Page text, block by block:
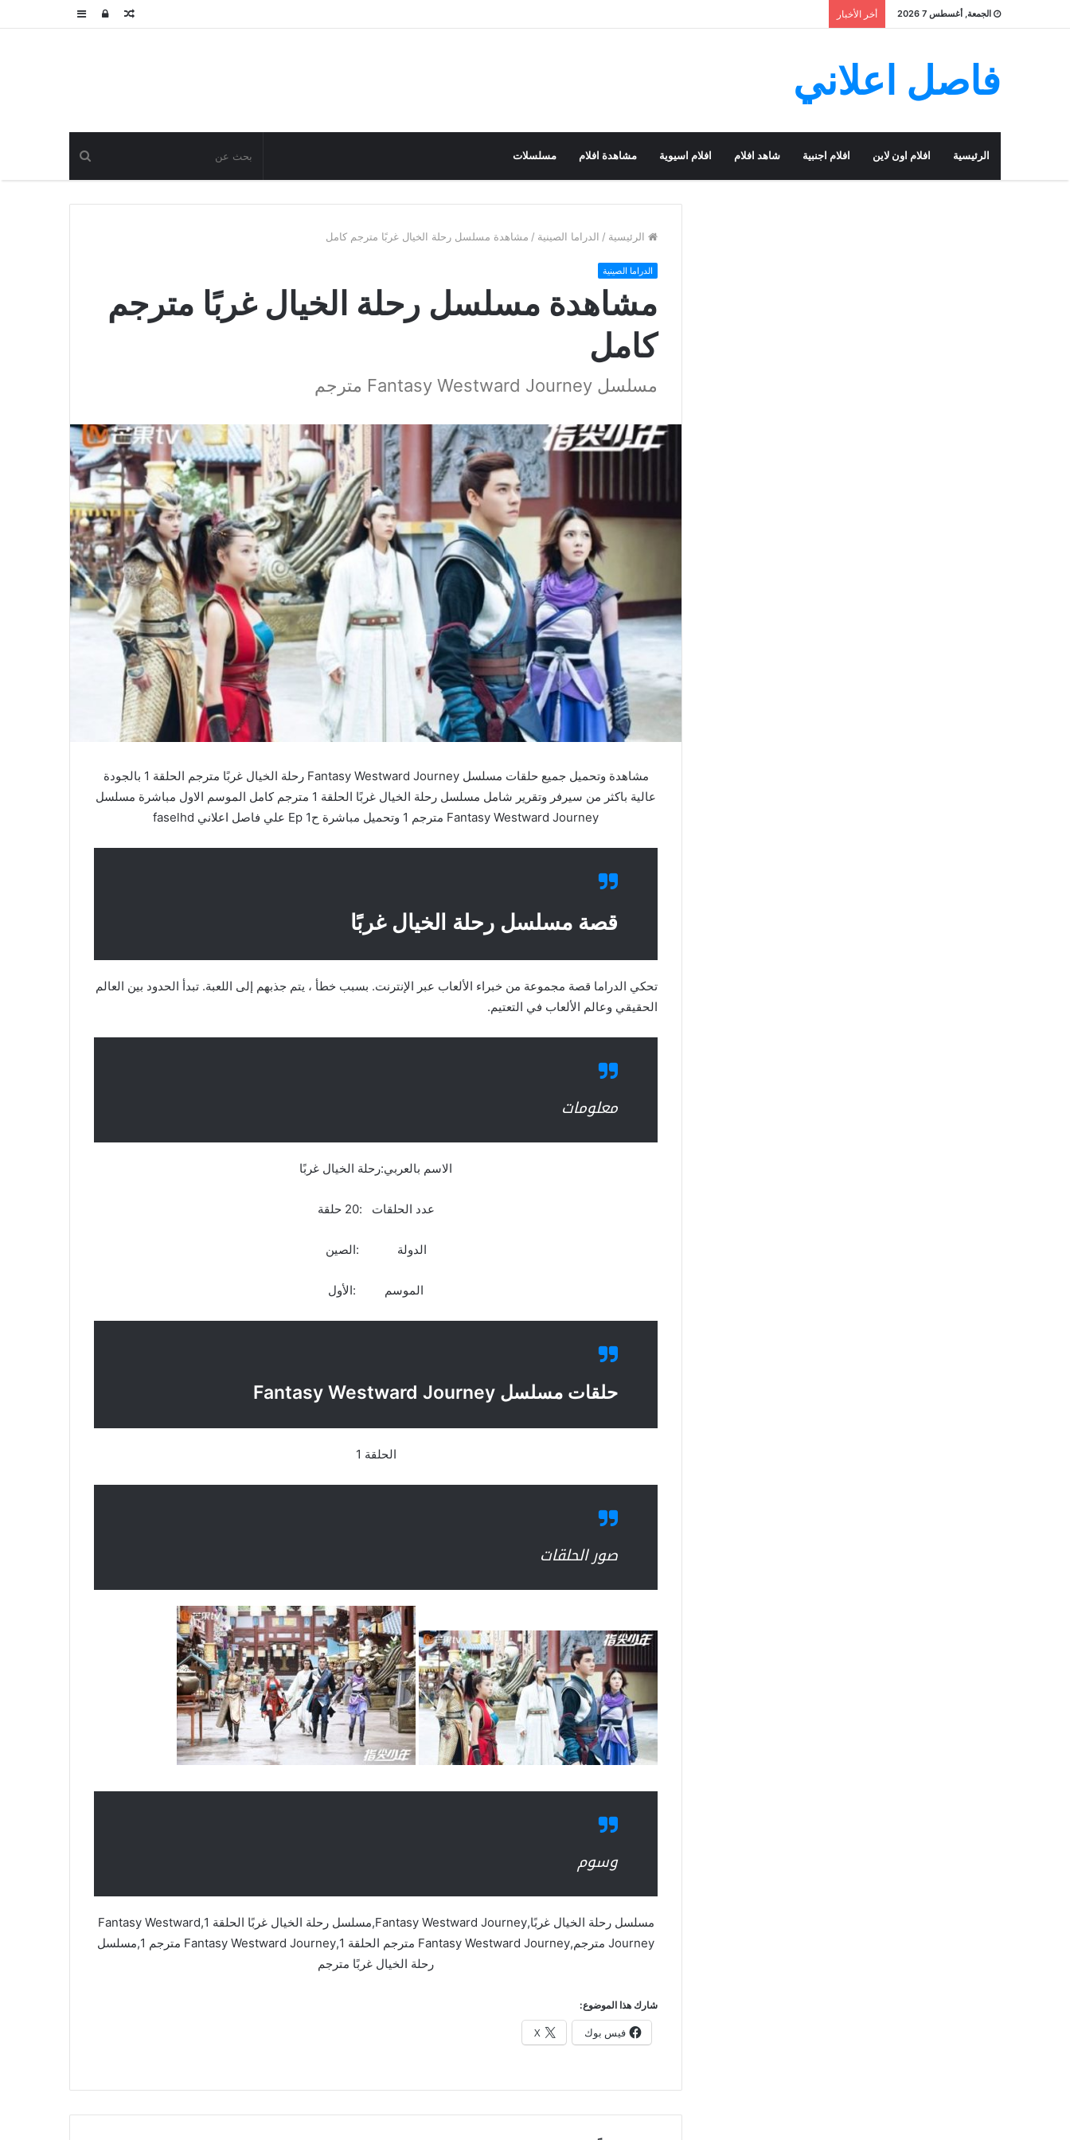
الجمعة, أغسطس 7 2026 أخر الأخبار عمودتسجيلمقال
فاصل اعلاني
الرئيسية افلام اون لاين افلام اجنبية شاهد افلام افلام اسيوية مشاهدة افلام مسلسلات
الرئيسية / الدراما الصينية / مشاهدة مسلسل رحلة الخيال غربًا مترجم كامل
الدراما الصينية
مشاهدة مسلسل رحلة الخيال غربًا مترجم
كامل
مسلسل Fantasy Westward Journey مترجم
مشاهدة وتحميل جميع حلقات مسلسل Fantasy Westward Journey رحلة الخيال غربًا مترجم الحلقة 1 بالجودة
عالية باكثر من سيرفر وتقرير شامل مسلسل رحلة الخيال غربًا الحلقة 1 مترجم كامل الموسم الاول مباشرة مسلسل
Fantasy Westward Journey مترجم 1 وتحميل مباشرة ح1 Ep علي فاصل اعلاني faselhd
قصة مسلسل رحلة الخيال غربًا
تحكي الدراما قصة مجموعة من خبراء الألعاب عبر الإنترنت. بسبب خطأ ، يتم جذبهم إلى اللعبة. تبدأ الحدود بين العالم
الحقيقي وعالم الألعاب في التعتيم.
معلومات
الاسم بالعربي:رحلة الخيال غربًا
عدد الحلقات :20 حلقة
الدولة :الصين
الموسم :الأول
حلقات مسلسل Fantasy Westward Journey
الحلقة 1
صور الحلقات
وسوم
مسلسل رحلة الخيال غربًا,Fantasy Westward Journey,مسلسل رحلة الخيال غربًا الحلقة 1,Fantasy Westward
Journey مترجم,Fantasy Westward Journey مترجم الحلقة 1,Fantasy Westward Journey مترجم 1,مسلسل
رحلة الخيال غربًا مترجم
شارك هذا الموضوع:
فيس بوك X